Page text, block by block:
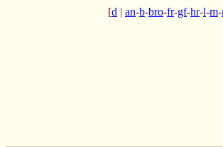
[d | an-b-bro-fr-gf-hr-l-m-